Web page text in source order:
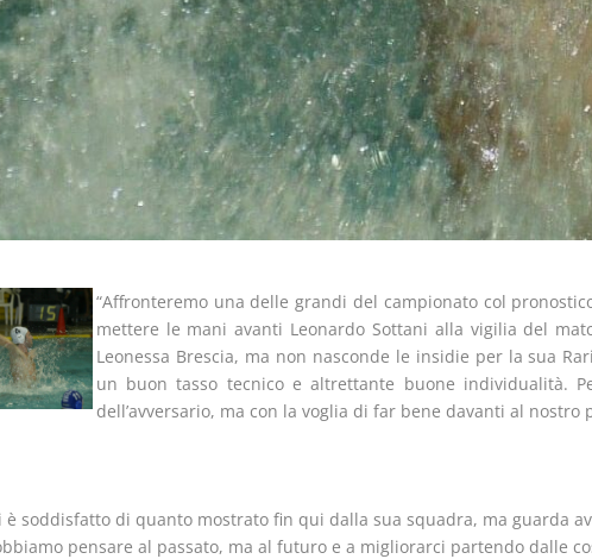
“Affronteremo una delle grandi del campionato col
mettere le mani avanti Leonardo Sottani alla vigilia del
Leonessa Brescia, ma non nasconde le insidie per la sua
un buon tasso tecnico e altrettante buone individualità.
dell’avversario, ma con la voglia di far bene davanti al nostro
è soddisfatto di quanto mostrato fin qui dalla sua squadra, ma guarda
pensare al passato, ma al futuro e a migliorarci partendo dalle